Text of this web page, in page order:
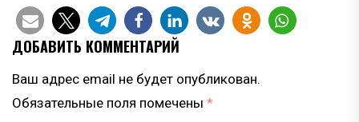
ДОБАВИТЬ КОММЕНТАРИЙ
Ваш адрес email не будет опубликован.
Обязательные поля помечены *